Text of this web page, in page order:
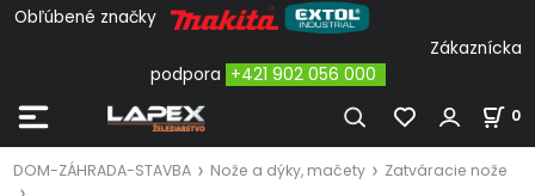
Obľúbené značky
Zákaznícka
podpora +421 902 056 000
0
DOM-ZÁHRADA-STAVBA Nože a dýky, mačety Zatváracie nože